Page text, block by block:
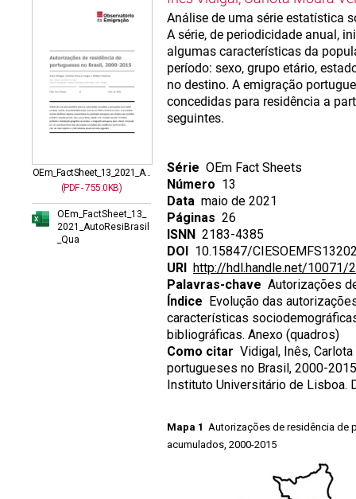
OEm_FactSheet_13_2021_A...
(PDF - 755.0KB)
OEm_FactSheet_13_
2021_AutoResiBrasil
_Qua
Análise de uma série estatística
A série, de periodicidade anual,
algumas características da
período: sexo, grupo etário,
no destino. A emigração
concedidas para residência a
seguintes.
Série OEm Fact Sheets
Número 13
Data maio de 2021
Páginas 26
ISNN 2183-4385
DOI 10.15847/
URI http://hdl.handle.net/10071/
Palavras-chave Autorizações
Índice Evolução das
características
bibliográficas. Anexo (quadros)
Como citar Vidigal, Inês,
portugueses no Brasil, 2000-
Instituto Universitário de Lisboa.
Mapa 1 Autorizações de residência de
acumulados, 2000-2015